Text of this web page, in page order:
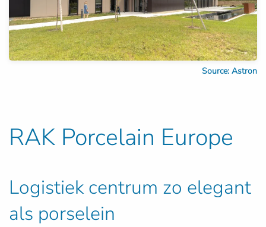
Source: Astron
RAK Porcelain Europe
Logistiek centrum zo elegant
als porselein